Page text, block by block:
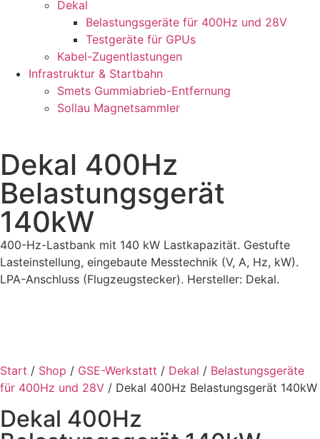
Dekal
Belastungsgeräte für 400Hz und 28V
Testgeräte für GPUs
Kabel-Zugentlastungen
Infrastruktur & Startbahn
Smets Gummiabrieb-Entfernung
Sollau Magnetsammler
Dekal 400Hz
Belastungsgerät
140kW
400-Hz-Lastbank mit 140 kW Lastkapazität. Gestufte
Lasteinstellung, eingebaute Messtechnik (V, A, Hz, kW).
LPA-Anschluss (Flugzeugstecker). Hersteller: Dekal.
Start / Shop / GSE-Werkstatt / Dekal / Belastungsgeräte
für 400Hz und 28V / Dekal 400Hz Belastungsgerät 140kW
Dekal 400Hz